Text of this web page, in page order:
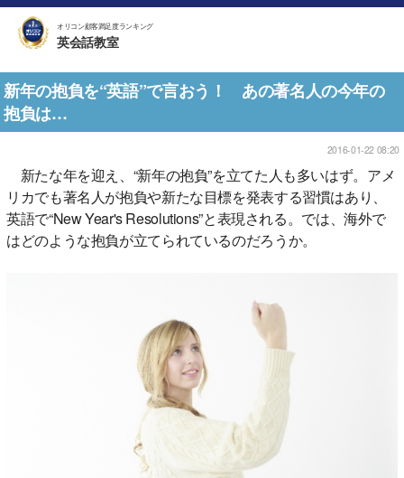
オリコン顧客満足度ランキング
英会話教室
新年の抱負を“英語”で言おう！ あの著名人の今年の
抱負は…
2016-01-22 08:20
新たな年を迎え、“新年の抱負”を立てた人も多いはず。アメ
リカでも著名人が抱負や新たな目標を発表する習慣はあり、
英語で“New Year's Resolutions”と表現される。では、海外で
はどのような抱負が立てられているのだろうか。